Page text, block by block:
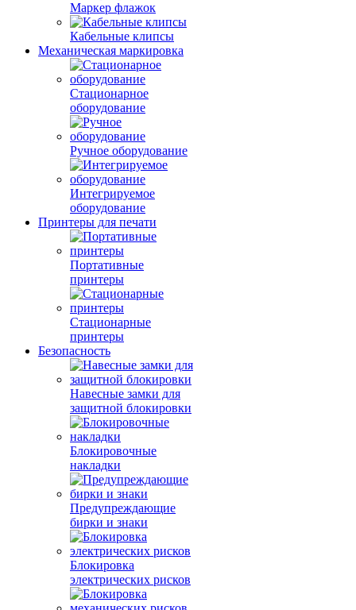
Маркер флажок
Кабельные клипсы
Механическая маркировка
Стационарное
оборудование
Ручное оборудование
Интегрируемое
оборудование
Принтеры для печати
Портативные
принтеры
Стационарные
принтеры
Безопасность
Навесные замки для
защитной блокировки
Блокировочные
накладки
Предупреждающие
бирки и знаки
Блокировка
электрических рисков